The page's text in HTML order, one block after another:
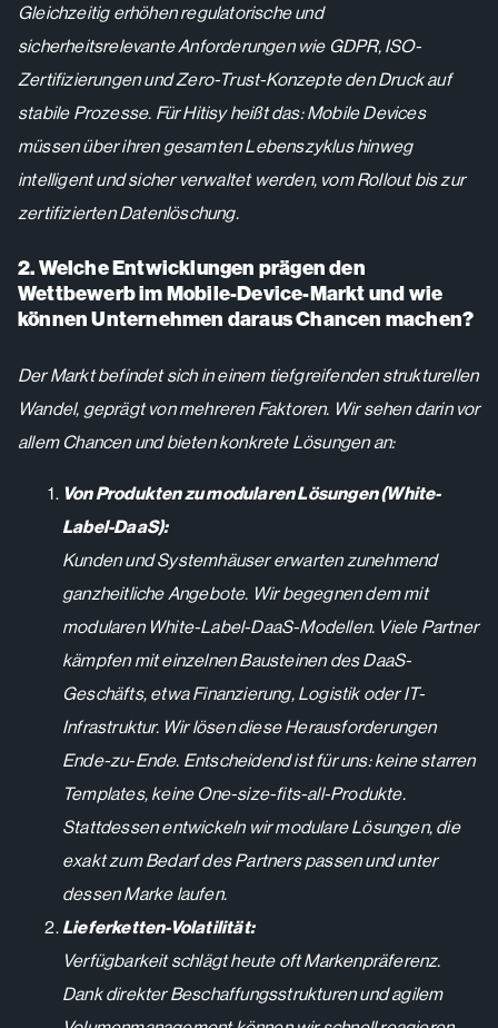
Gleichzeitig erhöhen regulatorische und
sicherheitsrelevante Anforderungen wie GDPR, ISO-
Zertifizierungen und Zero-Trust-Konzepte den Druck auf
stabile Prozesse. Für Hitisy heißt das: Mobile Devices
müssen über ihren gesamten Lebenszyklus hinweg
intelligent und sicher verwaltet werden, vom Rollout bis zur
zertifizierten Datenlöschung.
2. Welche Entwicklungen prägen den
Wettbewerb im Mobile-Device-Markt und wie
können Unternehmen daraus Chancen machen?
Der Markt befindet sich in einem tiefgreifenden strukturellen
Wandel, geprägt von mehreren Faktoren. Wir sehen darin vor
allem Chancen und bieten konkrete Lösungen an:
Von Produkten zu modularen Lösungen (White-
Label-DaaS):
Kunden und Systemhäuser erwarten zunehmend
ganzheitliche Angebote. Wir begegnen dem mit
modularen White-Label-DaaS-Modellen. Viele Partner
kämpfen mit einzelnen Bausteinen des DaaS-
Geschäfts, etwa Finanzierung, Logistik oder IT-
Infrastruktur. Wir lösen diese Herausforderungen
Ende-zu-Ende. Entscheidend ist für uns: keine starren
Templates, keine One-size-fits-all-Produkte.
Stattdessen entwickeln wir modulare Lösungen, die
exakt zum Bedarf des Partners passen und unter
dessen Marke laufen.
Lieferketten-Volatilität:
Verfügbarkeit schlägt heute oft Markenpräferenz.
Dank direkter Beschaffungsstrukturen und agilem